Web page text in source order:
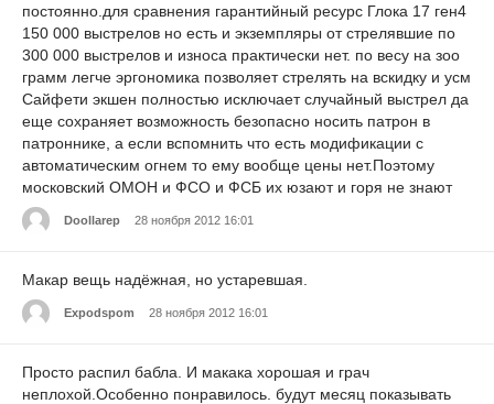
постоянно.для сравнения гарантийный ресурс Глока 17 ген4
150 000 выстрелов но есть и экземпляры от стрелявшие по
300 000 выстрелов и износа практически нет. по весу на зоо
грамм легче эргономика позволяет стрелять на вскидку и усм
Сайфети экшен полностью исключает случайный выстрел да
еще сохраняет возможность безопасно носить патрон в
патроннике, а если вспомнить что есть модификации с
автоматическим огнем то ему вообще цены нет.Поэтому
московский ОМОН и ФСО и ФСБ их юзают и горя не знают
Doollarep 28 ноября 2012 16:01
Макар вещь надёжная, но устаревшая.
Expodspom 28 ноября 2012 16:01
Просто распил бабла. И макака хорошая и грач
неплохой.Особенно понравилось. будут месяц показывать